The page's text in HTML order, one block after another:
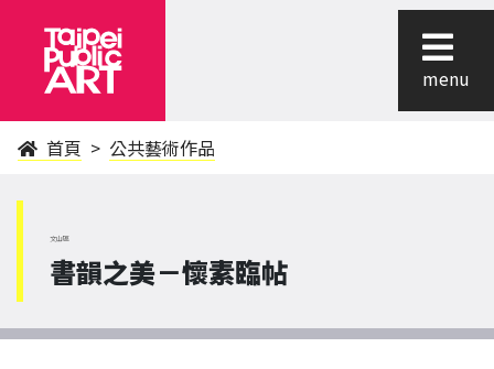
menu
首頁 公共藝術作品
文山區
書韻之美－懷素臨帖